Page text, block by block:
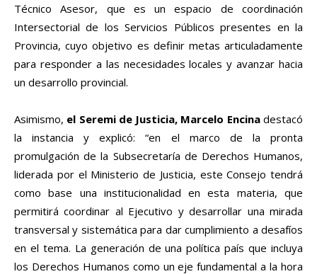
Técnico Asesor, que es un espacio de coordinación
Intersectorial de los Servicios Públicos presentes en la
Provincia, cuyo objetivo es definir metas articuladamente
para responder a las necesidades locales y avanzar hacia
un desarrollo provincial.
Asimismo, el Seremi de Justicia, Marcelo Encinadestacó
la instancia y explicó: “en el marco de la pronta
promulgación de la Subsecretaría de Derechos Humanos,
liderada por el Ministerio de Justicia, este Consejo tendrá
como base una institucionalidad en esta materia, que
permitirá coordinar al Ejecutivo y desarrollar una mirada
transversal y sistemática para dar cumplimiento a desafíos
en el tema. La generación de una política país que incluya
los Derechos Humanos como un eje fundamental a la hora